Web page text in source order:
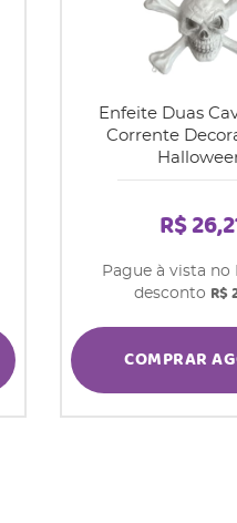
Enfeite Duas
Corrente
R$
Pague à vista no
desconto R$
COMPRAR